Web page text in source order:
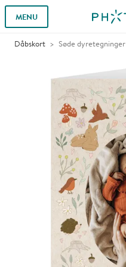
MENU
Dåbskort Søde dyretegninger